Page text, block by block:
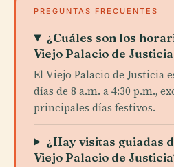
PREGUNTAS FRECUENTES
¿Cuáles son los
Viejo Palacio de
El Viejo Palacio de Justicia
días de 8 a.m. a 4:30 p.m.,
principales días festivos.
¿Hay visitas guiadas
Viejo Palacio de